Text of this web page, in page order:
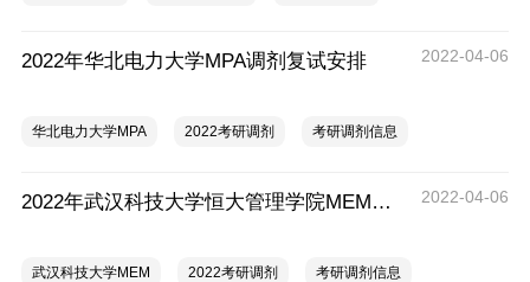
2022年华北电力大学MPA调剂复试安排 2022-04-06
华北电力大学MPA 2022考研调剂 考研调剂信息
2022年武汉科技大学恒大管理学院MEM调剂信息 2022-04-06
武汉科技大学MEM 2022考研调剂 考研调剂信息